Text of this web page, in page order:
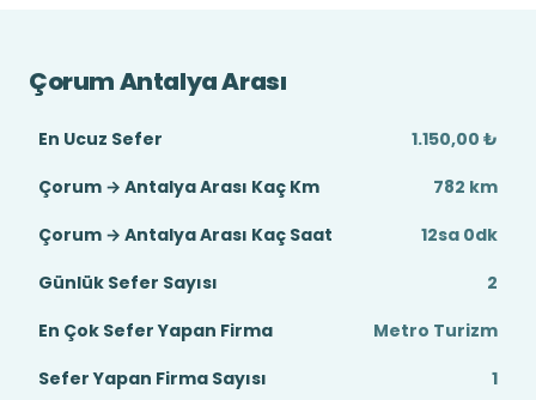
Çorum Antalya Arası
En Ucuz Sefer
1.150,00 ₺
Çorum → Antalya Arası Kaç Km
782 km
Çorum → Antalya Arası Kaç Saat
12sa 0dk
Günlük Sefer Sayısı
2
En Çok Sefer Yapan Firma
Metro Turizm
Sefer Yapan Firma Sayısı
1